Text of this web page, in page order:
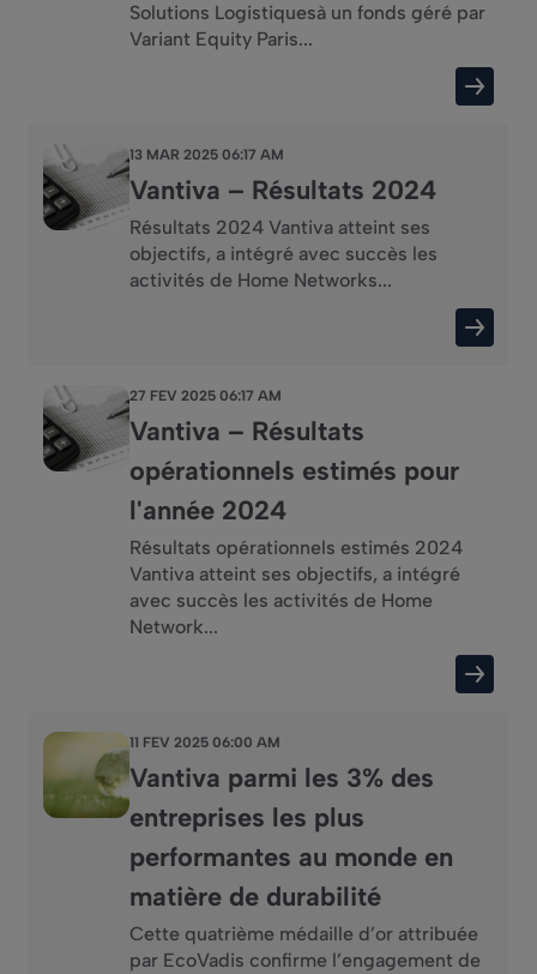
Solutions Logistiquesà un fonds géré par
Variant Equity Paris...
13 MAR 2025 06:17 AM
Vantiva – Résultats 2024
Résultats 2024 Vantiva atteint ses
objectifs, a intégré avec succès les
activités de Home Networks...
27 FEV 2025 06:17 AM
Vantiva – Résultats
opérationnels estimés pour
l'année 2024
Résultats opérationnels estimés 2024
Vantiva atteint ses objectifs, a intégré
avec succès les activités de Home
Network...
11 FEV 2025 06:00 AM
Vantiva parmi les 3% des
entreprises les plus
performantes au monde en
matière de durabilité
Cette quatrième médaille d’or attribuée
par EcoVadis confirme l’engagement de